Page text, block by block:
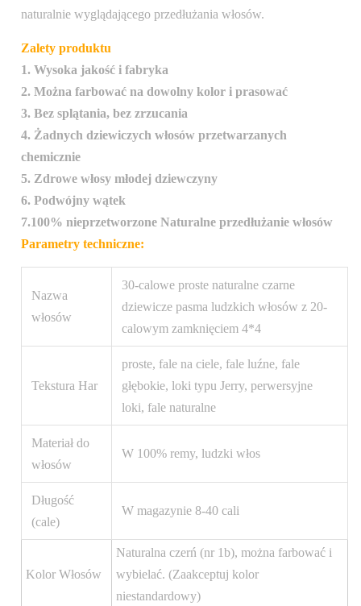
naturalnie wyglądającego przedłużania włosów.
Zalety produktu
1. Wysoka jakość i fabryka
2. Można farbować na dowolny kolor i prasować
3. Bez splątania, bez zrzucania
4. Żadnych dziewiczych włosów przetwarzanych
chemicznie
5. Zdrowe włosy młodej dziewczyny
6. Podwójny wątek
7.100% nieprzetworzone Naturalne przedłużanie włosów
Parametry techniczne:
Nazwa
włosów
30-calowe proste naturalne czarne
dziewicze pasma ludzkich włosów z 20-
calowym zamknięciem 4*4
Tekstura Har
proste, fale na ciele, fale luźne, fale
głębokie, loki typu Jerry, perwersyjne
loki, fale naturalne
Materiał do
włosów
W 100% remy, ludzki włos
Długość
(cale)
W magazynie 8-40 cali
Kolor Włosów
Naturalna czerń (nr 1b), można farbować i
wybielać. (Zaakceptuj kolor
niestandardowy)